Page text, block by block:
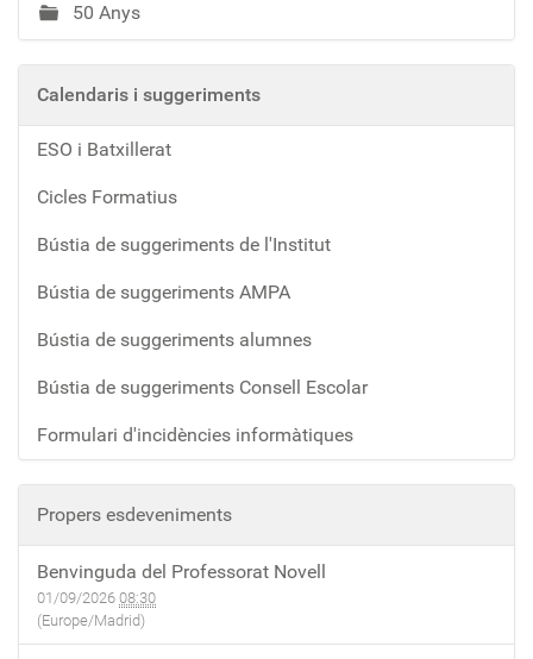
50 Anys
Calendaris i suggeriments
ESO i Batxillerat
Cicles Formatius
Bústia de suggeriments de l'Institut
Bústia de suggeriments AMPA
Bústia de suggeriments alumnes
Bústia de suggeriments Consell Escolar
Formulari d'incidències informàtiques
Propers esdeveniments
Benvinguda del Professorat Novell
01/09/2026 08:30
(Europe/Madrid)